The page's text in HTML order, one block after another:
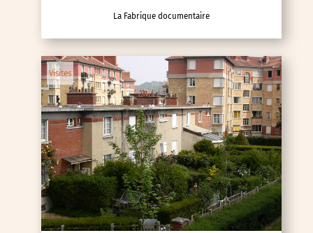
La Fabrique documentaire
Visites